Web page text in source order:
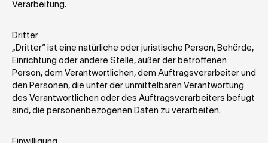
Verarbeitung.
Dritter
„Dritter“ ist eine natürliche oder juristische Person, Behörde,
Einrichtung oder andere Stelle, außer der betroffenen
Person, dem Verantwortlichen, dem Auftragsverarbeiter und
den Personen, die unter der unmittelbaren Verantwortung
des Verantwortlichen oder des Auftragsverarbeiters befugt
sind, die personenbezogenen Daten zu verarbeiten.
Einwilligung